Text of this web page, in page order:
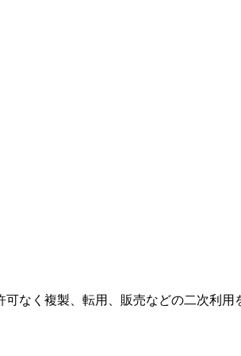
なく複製、転用、販売などの二次利用